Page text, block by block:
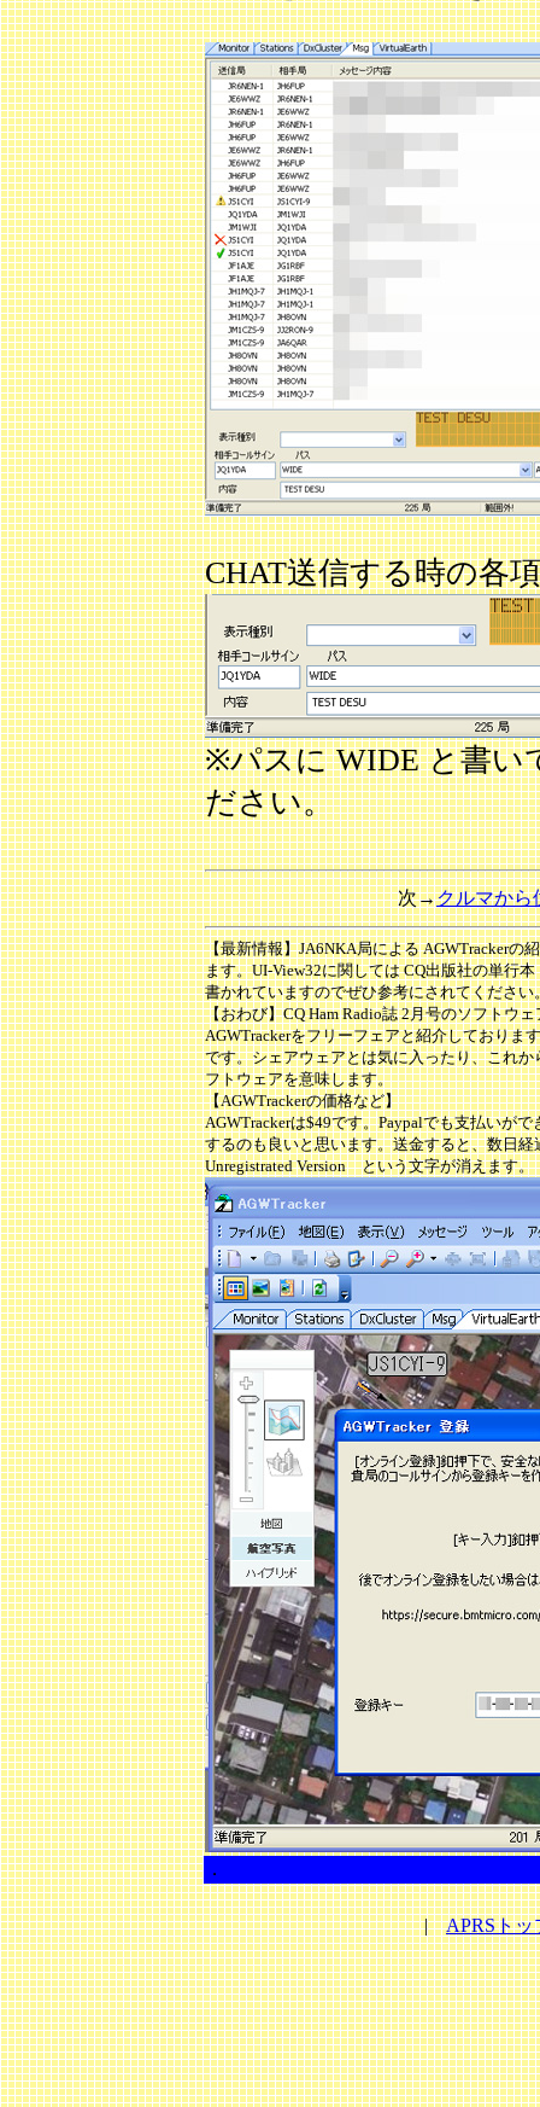
CHAT送信する時の各
※パスに WIDE と書い
ださい。
次→クルマから
【最新情報】JA6NKA局による AGWTrackerの
ます。UI-View32に関しては CQ出版社の単行
書かれていますのでぜひ参考にされてください
【おわび】CQ Ham Radio誌 2月号のソフトウ
AGWTrackerをフリーフェアと紹介しておりま
です。シェアウェアとは気に入ったり、これ
フトウェアを意味します。
【AGWTrackerの価格など】
AGWTrackerは$49です。Paypalでも支払いが
するのも良いと思います。送金すると、数日
Unregistrated Version という文字が消えます。
．
|APRSトッ